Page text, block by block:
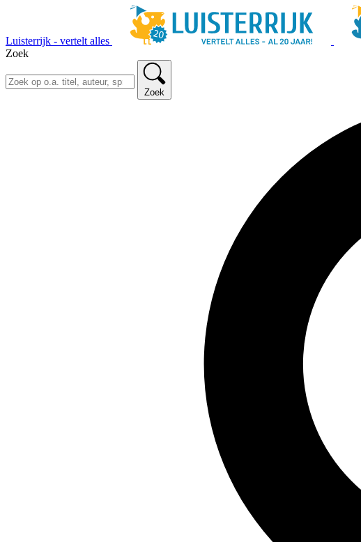
Luisterrijk - vertelt alles
Zoek
Zoek